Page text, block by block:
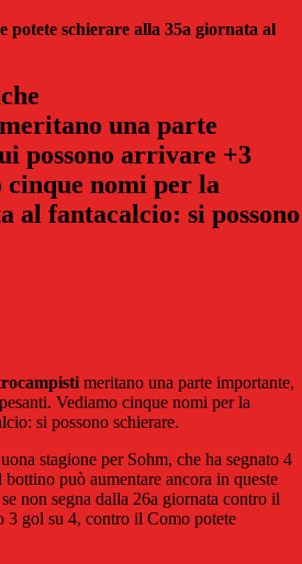
potete schierare alla 35a giornata al
una parte
possono arrivare +3
cinque nomi per la
al fantacalcio: si possono
meritano una parte importante,
Vediamo cinque nomi per la
si possono schierare.
stagione per Sohm, che ha segnato 4
può aumentare ancora in queste
non segna dalla 26a giornata contro il
3 gol su 4, contro il Como potete